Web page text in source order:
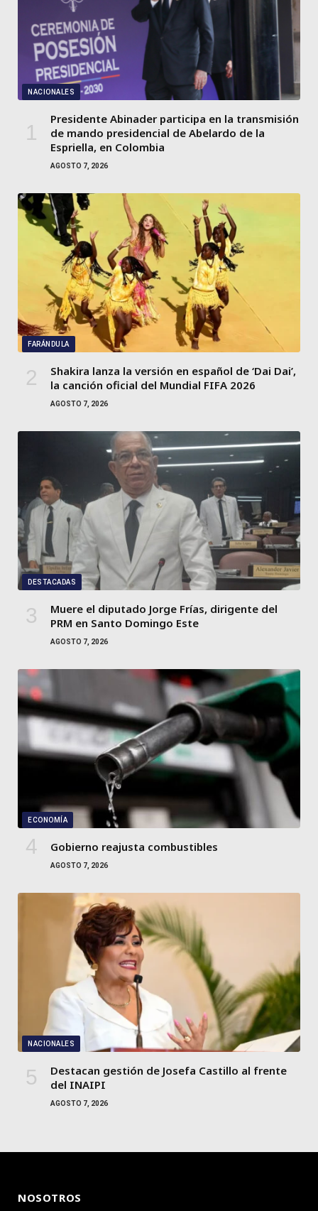
NACIONALES
Presidente Abinader participa en la transmisión
de mando presidencial de Abelardo de la
Espriella, en Colombia
AGOSTO 7, 2026
FARÁNDULA
Shakira lanza la versión en español de ‘Dai Dai’,
la canción oficial del Mundial FIFA 2026
AGOSTO 7, 2026
DESTACADAS
Muere el diputado Jorge Frías, dirigente del
PRM en Santo Domingo Este
AGOSTO 7, 2026
ECONOMÍA
Gobierno reajusta combustibles
AGOSTO 7, 2026
NACIONALES
Destacan gestión de Josefa Castillo al frente
del INAIPI
AGOSTO 7, 2026
NOSOTROS